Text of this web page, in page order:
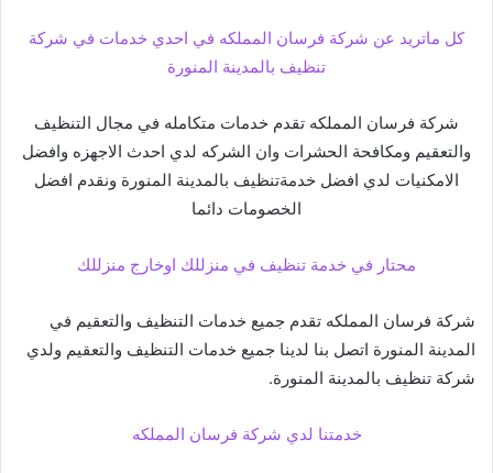
كل ماتريد عن شركة فرسان المملكه في احدي خدمات في شركة
تنظيف بالمدينة المنورة
شركة فرسان المملكه تقدم خدمات متكامله في مجال التنظيف
والتعقيم ومكافحة الحشرات وان الشركه لدي احدث الاجهزه وافضل
الامكنيات لدي افضل خدمةتنظيف بالمدينة المنورة ونقدم افضل
الخصومات دائما
محتار في خدمة تنظيف في منزللك اوخارج منزللك
شركة فرسان المملكه تقدم جميع خدمات التنظيف والتعقيم في
المدينة المنورة اتصل بنا لدينا جميع خدمات التنظيف والتعقيم ولدي
شركة تنظيف بالمدينة المنورة.
خدمتنا لدي شركة فرسان المملكه